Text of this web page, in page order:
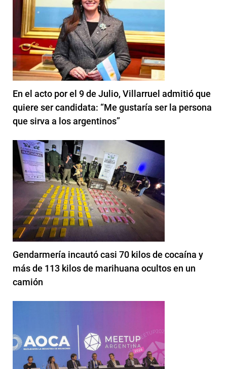
En el acto por el 9 de Julio, Villarruel admitió que
quiere ser candidata: “Me gustaría ser la persona
que sirva a los argentinos”
Gendarmería incautó casi 70 kilos de cocaína y
más de 113 kilos de marihuana ocultos en un
camión